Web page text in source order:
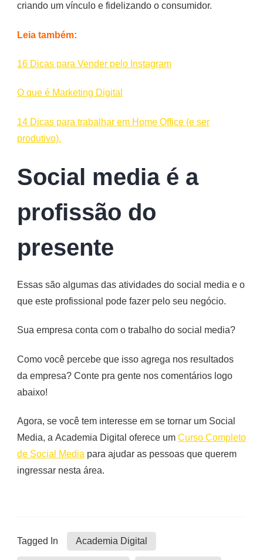
criando um vínculo e fidelizando o consumidor.
Leia também:
16 Dicas para Vender pelo Instagram
O que é Marketing Digital
14 Dicas para trabalhar em Home Office (e ser
produtivo).
Social media é a
profissão do
presente
Essas são algumas das atividades do social media e o
que este profissional pode fazer pelo seu negócio.
Sua empresa conta com o trabalho do social media?
Como você percebe que isso agrega nos resultados
da empresa? Conte pra gente nos comentários logo
abaixo!
Agora, se você tem interesse em se tornar um Social
Media, a Academia Digital oferece um Curso Completo
de Social Media para ajudar as pessoas que querem
ingressar nesta área.
Tagged In Academia Digital